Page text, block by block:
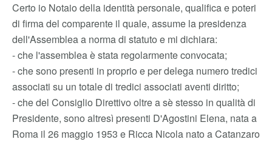
Certo io Notaio della identità personale, qualifica e poteri
di firma del comparente il quale, assume la presidenza
dell'Assemblea a norma di statuto e mi dichiara:
- che l'assemblea è stata regolarmente convocata;
- che sono presenti in proprio e per delega numero tredici
associati su un totale di tredici associati aventi diritto;
- che del Consiglio Direttivo oltre a sè stesso in qualità di
Presidente, sono altresì presenti D'Agostini Elena, nata a
Roma il 26 maggio 1953 e Ricca Nicola nato a Catanzaro